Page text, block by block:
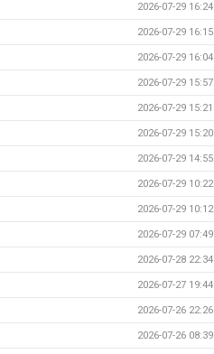
2026-07-29 16:24
2026-07-29 16:15
2026-07-29 16:04
2026-07-29 15:57
2026-07-29 15:21
2026-07-29 15:20
2026-07-29 14:55
2026-07-29 10:22
2026-07-29 10:12
2026-07-29 07:49
2026-07-28 22:34
2026-07-27 19:44
2026-07-26 22:26
2026-07-26 08:39